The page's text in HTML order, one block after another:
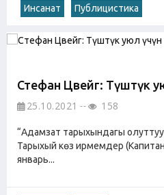
Инсанат Публицистика
Стефан Цвейг: Түштүк
25.10.2021 158
“Адамзат тарыхындагы
Тарыхый көз ирмемдер
январь...